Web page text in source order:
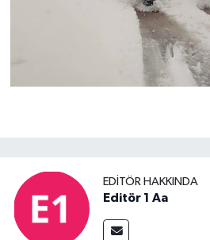
EDITÖR HAKKINDA
Editör 1 Aa